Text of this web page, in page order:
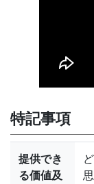
特記事項
提供でき
る価値及